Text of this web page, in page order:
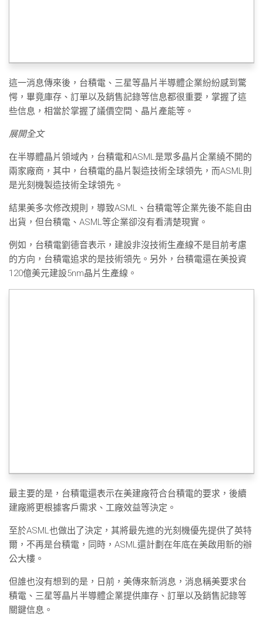
這一消息傳來後，台積電、三星等晶片半導體企業紛紛感到驚
愕，畢竟庫存、訂單以及銷售記錄等信息都很重要，掌握了這
些信息，相當於掌握了議價空間、晶片產能等。
展開全文
在半導體晶片領域內，台積電和ASML是眾多晶片企業繞不開的
兩家廠商，其中，台積電的晶片製造技術全球領先，而ASML則
是光刻機製造技術全球領先。
結果美多次修改規則，導致ASML、台積電等企業先後不能自由
出貨，但台積電、ASML等企業卻沒有看清楚現實。
例如，台積電劉德音表示，建設非沒技術生產線不是目前考慮
的方向，台積電追求的是技術領先。另外，台積電還在美投資
120億美元建設5nm晶片生產線。
最主要的是，台積電還表示在美建廠符合台積電的要求，後續
建廠將更根據客戶需求、工廠效益等決定。
至於ASML也做出了決定，其將最先進的光刻機優先提供了英特
爾，不再是台積電，同時，ASML還計劃在年底在美啟用新的辦
公大樓。
但誰也沒有想到的是，日前，美傳來新消息，消息稱美要求台
積電、三星等晶片半導體企業提供庫存、訂單以及銷售記錄等
關鍵信息。